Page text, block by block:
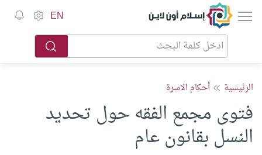
إسلام أون لاين EN
الرئيسية أحكام الاسرة
فتوى مجمع الفقه حول تحديد
النسل بقانون عام